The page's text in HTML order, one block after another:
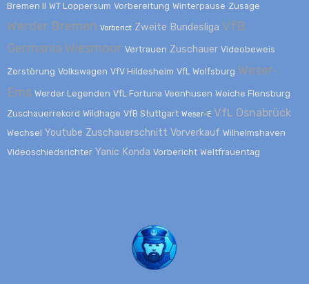
Bremen II WT Loppersum Vorbereitung Winterpause Zusage
Werder Bremen Vorberict Zweite Bundesliga VfB
Germania Wiesmoor Vertrauen Zuschauer Videobeweis
Zerstörung Volkswagen VfV Hildesheim VfL Wolfsburg Weser-
Ems Werder Legenden VfL Fortuna Veenhusen Weiche Flensburg
Zuschauerrekord Wildhage VfB Stuttgart Weser-E VfL Osnabrück
Wechsel Youtube Zuschauerschnitt Vorverkauf Wilhelmshaven
Videoschiedsrichter Yanic Konda Vorbericht Weltfrauentag